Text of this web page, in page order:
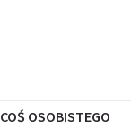
COŚ OSOBISTEGO